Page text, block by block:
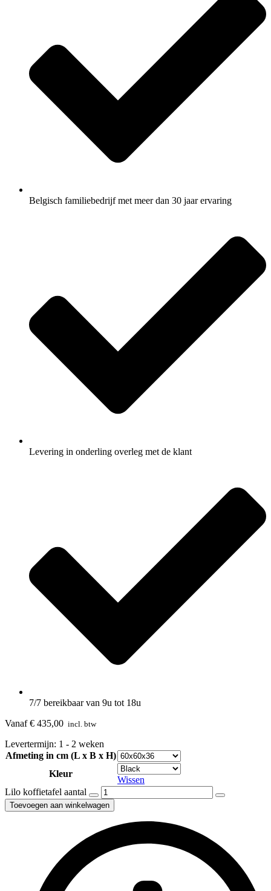
Belgisch familiebedrijf met meer dan 30 jaar ervaring
Levering in onderling overleg met de klant
7/7 bereikbaar van 9u tot 18u
Vanaf € 435,00 incl. btw
Levertermijn: 1 - 2 weken
Afmeting in cm (L x B x H)
Kleur
Wissen
Lilo koffietafel aantal
Toevoegen aan winkelwagen